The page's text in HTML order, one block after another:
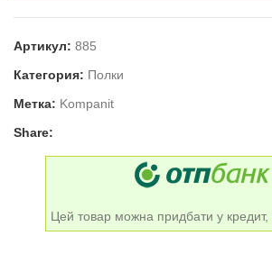
Артикул: 885
Категория: Полки
Метка: Kompanit
Share:
Цей товар можна придбати у кредит,